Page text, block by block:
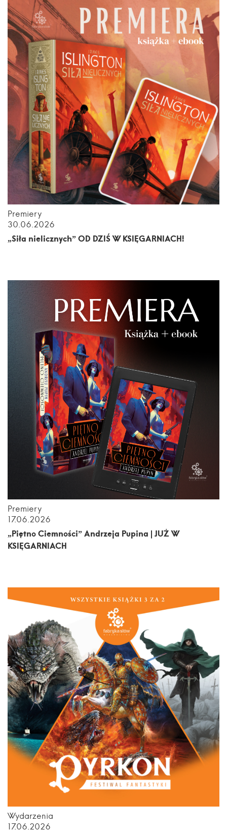
Premiery
30.06.2026
„Siła nielicznych” OD DZIŚ W KSIĘGARNIACH!
Premiery
17.06.2026
„Piętno Ciemności” Andrzeja Pupina | JUŻ W
KSIĘGARNIACH
Wydarzenia
17.06.2026